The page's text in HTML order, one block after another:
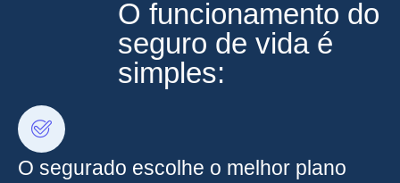
O funcionamento do
seguro de vida é
simples:
O segurado escolhe o melhor plano